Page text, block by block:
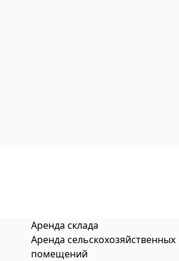
Аренда склада
Аренда сельскохозяйственных
помещений